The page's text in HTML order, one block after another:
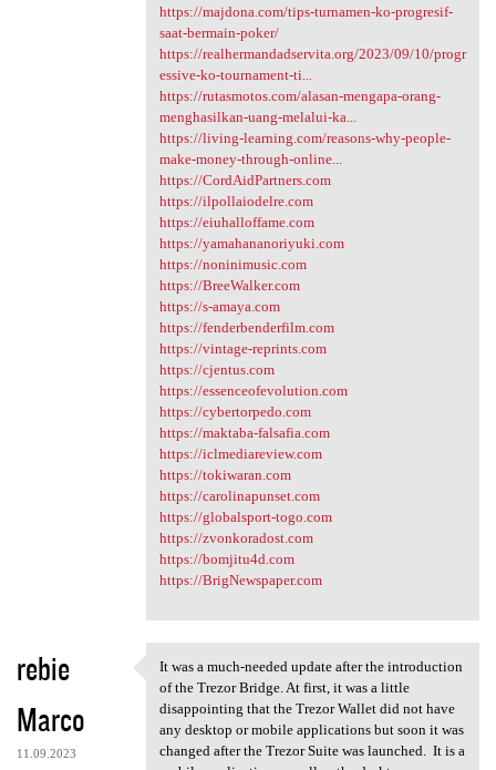
https://majdona.com/tips-turnamen-ko-progresif-
saat-bermain-poker/
https://realhermandadservita.org/2023/09/10/progr
essive-ko-tournament-ti...
https://rutasmotos.com/alasan-mengapa-orang-
menghasilkan-uang-melalui-ka...
https://living-learning.com/reasons-why-people-
make-money-through-online...
https://CordAidPartners.com
https://ilpollaiodelre.com
https://eiuhalloffame.com
https://yamahananoriyuki.com
https://noninimusic.com
https://BreeWalker.com
https://s-amaya.com
https://fenderbenderfilm.com
https://vintage-reprints.com
https://cjentus.com
https://essenceofevolution.com
https://cybertorpedo.com
https://maktaba-falsafia.com
https://iclmediareview.com
https://tokiwaran.com
https://carolinapunset.com
https://globalsport-togo.com
https://zvonkoradost.com
https://bomjitu4d.com
https://BrigNewspaper.com
rebie
Marco
11.09.2023
It was a much-needed update
It was a much-needed update after the introduction
of the Trezor Bridge. At first, it was a little
disappointing that the Trezor Wallet did not have
any desktop or mobile applications but soon it was
changed after the Trezor Suite was launched. It is a